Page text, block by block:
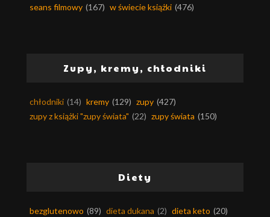
seans filmowy (167) w świecie książki (476)
Zupy, kremy, chłodniki
chłodniki (14) kremy (129) zupy (427)
zupy z książki "zupy świata" (22) zupy świata (150)
Diety
bezglutenowo (89) dieta dukana (2) dieta keto (20)